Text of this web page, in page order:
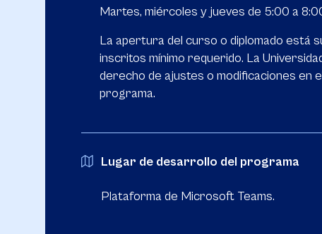
Martes, miércoles y jueves de 5:00 a
La apertura del curso o diplomado está
inscritos mínimo requerido. La
derecho de ajustes o modificaciones en
programa.
Lugar de desarrollo del programa
Plataforma de Microsoft Teams.